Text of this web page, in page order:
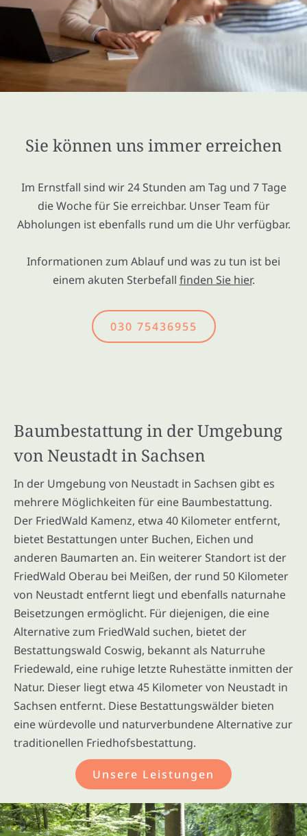
Sie können uns immer erreichen
Im Ernstfall sind wir 24 Stunden am Tag und 7 Tage
die Woche für Sie erreichbar. Unser Team für
Abholungen ist ebenfalls rund um die Uhr verfügbar.
Informationen zum Ablauf und was zu tun ist bei
einem akuten Sterbefall finden Sie hier.
030 75436955
Baumbestattung in der Umgebung
von Neustadt in Sachsen
In der Umgebung von Neustadt in Sachsen gibt es
mehrere Möglichkeiten für eine Baumbestattung.
Der FriedWald Kamenz, etwa 40 Kilometer entfernt,
bietet Bestattungen unter Buchen, Eichen und
anderen Baumarten an. Ein weiterer Standort ist der
FriedWald Oberau bei Meißen, der rund 50 Kilometer
von Neustadt entfernt liegt und ebenfalls naturnahe
Beisetzungen ermöglicht. Für diejenigen, die eine
Alternative zum FriedWald suchen, bietet der
Bestattungswald Coswig, bekannt als Naturruhe
Friedewald, eine ruhige letzte Ruhestätte inmitten der
Natur. Dieser liegt etwa 45 Kilometer von Neustadt in
Sachsen entfernt. Diese Bestattungswälder bieten
eine würdevolle und naturverbundene Alternative zur
traditionellen Friedhofsbestattung.
Unsere Leistungen